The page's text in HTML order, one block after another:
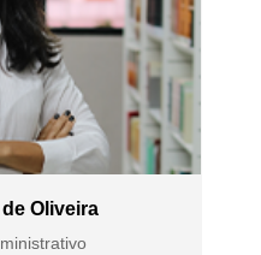
Oliveira